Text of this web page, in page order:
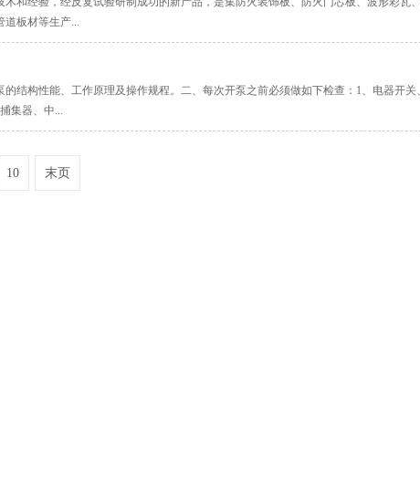
道板材等生产...
结构性能、工作原理及操作规程。二、每次开泵之前必须做如下检查：1、电器开
集器、中...
10 末页